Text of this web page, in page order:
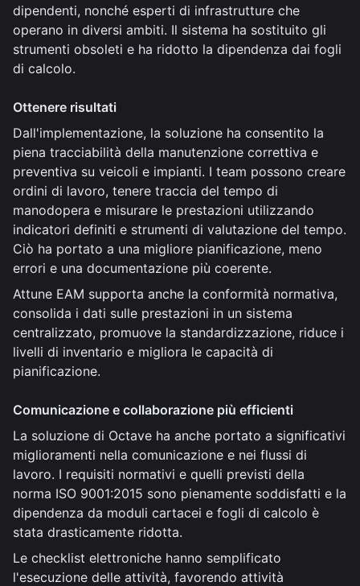
dipendenti, nonché esperti di infrastrutture che
operano in diversi ambiti. Il sistema ha sostituito gli
strumenti obsoleti e ha ridotto la dipendenza dai fogli
di calcolo.
Ottenere risultati
Dall'implementazione, la soluzione ha consentito la
piena tracciabilità della manutenzione correttiva e
preventiva su veicoli e impianti. I team possono creare
ordini di lavoro, tenere traccia del tempo di
manodopera e misurare le prestazioni utilizzando
indicatori definiti e strumenti di valutazione del tempo.
Ciò ha portato a una migliore pianificazione, meno
errori e una documentazione più coerente.
Attune EAM supporta anche la conformità normativa,
consolida i dati sulle prestazioni in un sistema
centralizzato, promuove la standardizzazione, riduce i
livelli di inventario e migliora le capacità di
pianificazione.
Comunicazione e collaborazione più efficienti
La soluzione di Octave ha anche portato a significativi
miglioramenti nella comunicazione e nei flussi di
lavoro. I requisiti normativi e quelli previsti della
norma ISO 9001:2015 sono pienamente soddisfatti e la
dipendenza da moduli cartacei e fogli di calcolo è
stata drasticamente ridotta.
Le checklist elettroniche hanno semplificato
l'esecuzione delle attività, favorendo attività